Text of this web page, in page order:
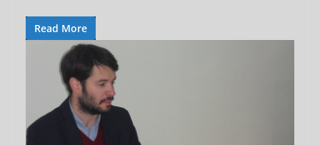
Read More